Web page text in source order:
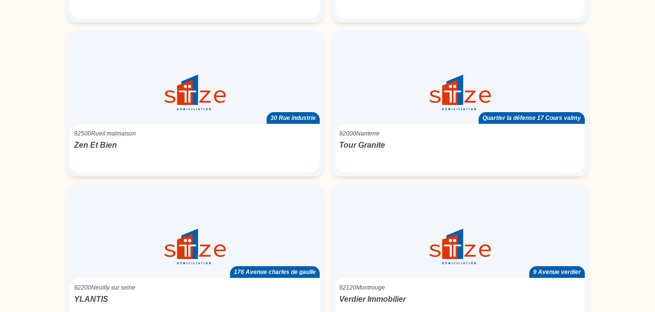
30 Rue industrie
92500Rueil malmaison
Zen Et Bien
Quartier la défense 17 Cours valmy
92000Nanterre
Tour Granite
176 Avenue charles de gaulle
92200Neuilly sur seine
YLANTIS
9 Avenue verdier
92120Montrouge
Verdier Immobilier